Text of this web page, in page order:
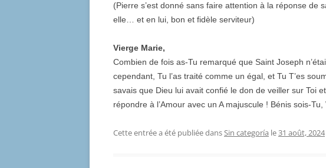
(Pierre s’est donné sans faire attention à la réponse de
elle… et en lui, bon et fidèle serviteur)
Vierge Marie,
Combien de fois as-Tu remarqué que Saint Joseph
cependant, Tu l’as traité comme un égal, et Tu T’es
savais que Dieu lui avait confié le don de veiller sur Toi
répondre à l’Amour avec un A majuscule ! Bénis sois-
Cette entrée a été publiée dansSin categoría le31 août, 2024